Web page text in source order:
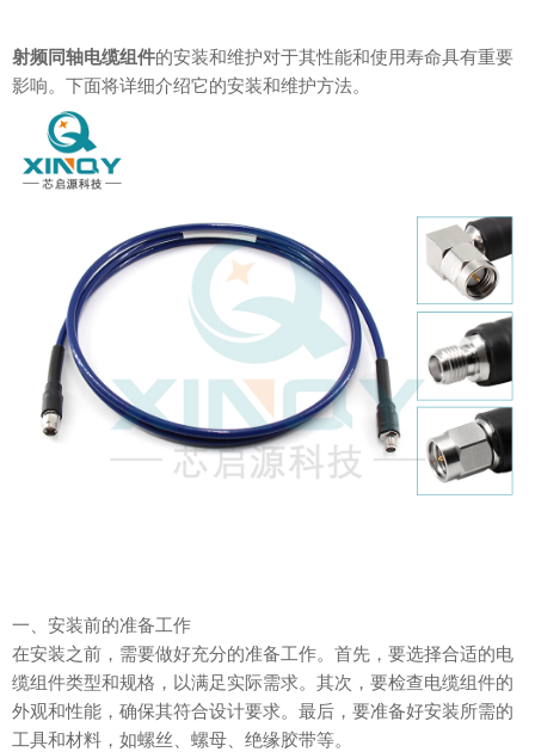
射频同轴电缆组件的安装和维护对于其性能和使用寿命具有重要
影响。下面将详细介绍它的安装和维护方法。
一、安装前的准备工作
在安装之前，需要做好充分的准备工作。首先，要选择合适的电
缆组件类型和规格，以满足实际需求。其次，要检查电缆组件的
外观和性能，确保其符合设计要求。最后，要准备好安装所需的
工具和材料，如螺丝、螺母、绝缘胶带等。